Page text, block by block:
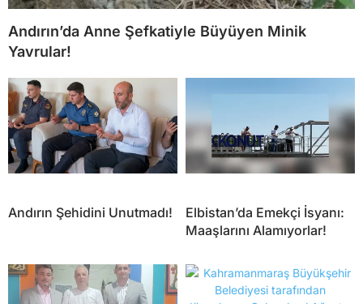
Andırın’da Anne Şefkatiyle Büyüyen Minik
Yavrular!
Andırın Şehidini Unutmadı!
Elbistan’da Emekçi İsyanı:
Maaşlarını Alamıyorlar!